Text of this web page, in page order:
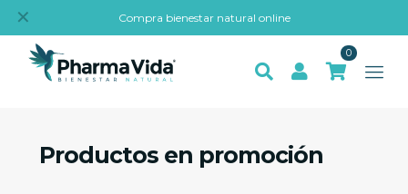
Compra bienestar natural online
✕
0
Productos en promoción